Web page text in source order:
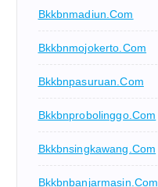
Bkkbnmadiun.com
Bkkbnmojokerto.com
Bkkbnpasuruan.com
Bkkbnprobolinggo.com
Bkkbnsingkawang.com
Bkkbnbanjarmasin.com